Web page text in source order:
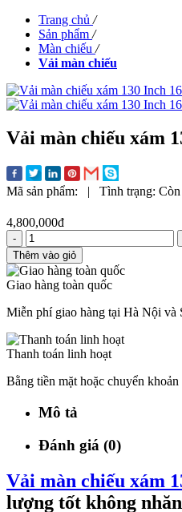
Trang chủ /
Sản phẩm /
Màn chiếu /
Vải màn chiếu
Vải màn chiếu xám
Mã sản phẩm: | Tình trạng:
4,800,000đ
-
Thêm vào giỏ
Giao hàng toàn quốc
Miễn phí giao hàng tại Hà Nội và
Thanh toán linh hoạt
Bằng tiền mặt hoặc chuyển khoản
Mô tả
Đánh giá (0)
Vải màn chiếu xám
lượng tốt không